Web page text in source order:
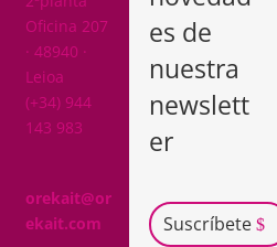
Oficina 207
· 48940 ·
Leioa
(+34) 944
143 983
orekait@or
ekait.com
es de
nuestra
newslett
er
Suscríbete